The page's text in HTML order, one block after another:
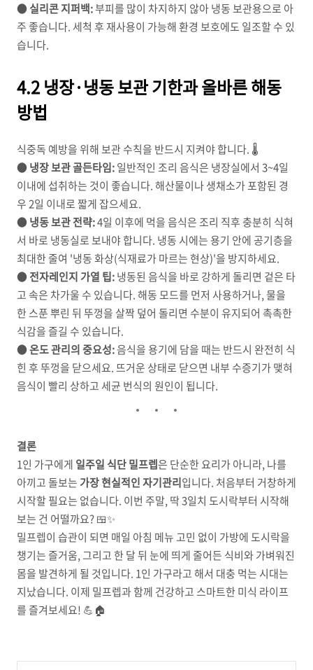
●실리콘 지퍼백:부피를 많이 차지하지 않아 냉동 보관용으로 아
주 좋습니다. 세척 후 재사용이 가능해 환경 보호에도 일조할 수 있
습니다.
4.2 냉장·냉동 보관 기한과 올바른 해동
방법
식중독 예방을 위해 보관 수칙을 반드시 지켜야 합니다. 🌡️
●냉장 보관 골든타임:일반적인 조리 음식은 냉장실에서 3~4일
이내에 섭취하는 것이 좋습니다. 해산물이나 생채소가 포함된 경
우 2일 이내로 짧게 잡으세요.
●냉동 보관 전략:4일 이후에 먹을 음식은 조리 직후 충분히 식혀
서 바로 냉동실로 보내야 합니다. 냉동 시에는 용기 안에 공기층을
최대한 줄여 '냉동 화상(식재료가 마르는 현상)'을 방지하세요.
●전자레인지 가열 팁:냉동된 음식을 바로 강하게 돌리면 겉은 타
고 속은 차가울 수 있습니다. 해동 모드를 먼저 사용하거나, 물을
한 스푼 뿌린 뒤 뚜껑을 살짝 덮어 돌리면 수분이 유지되어 촉촉한
식감을 즐길 수 있습니다.
●온도 관리의 중요성:음식을 용기에 담을 때는 반드시 완전히 식
힌 후 뚜껑을 닫으세요. 뜨거운 상태로 닫으면 내부 수증기가 맺혀
음식이 빨리 상하고 세균 번식의 원인이 됩니다.
결론
1인 가구에게 일주일 식단 밀프렙은 단순한 요리가 아니라, 나를
아끼고 돌보는 가장 현실적인 자기관리입니다. 처음부터 거창하게
시작할 필요는 없습니다. 이번 주말, 딱 3일치 도시락부터 시작해
보는 건 어떨까요? 🍱✨
밀프렙이 습관이 되면 매일 아침 메뉴 고민 없이 가방에 도시락을
챙기는 즐거움, 그리고 한 달 뒤 눈에 띄게 줄어든 식비와 가벼워진
몸을 발견하게 될 것입니다. 1인 가구라고 해서 대충 먹는 시대는
지났습니다. 이제 밀프렙과 함께 건강하고 스마트한 미식 라이프
를 즐겨보세요! 💪🏠